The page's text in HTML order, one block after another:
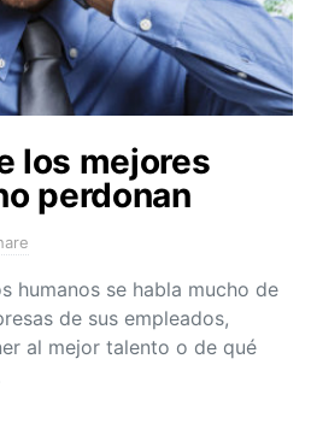
los mejores
perdonan
humanos se habla mucho de
de sus empleados,
al mejor talento o de qué